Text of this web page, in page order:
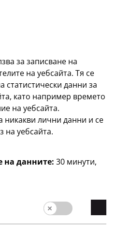
за записване на
на уебсайта. Тя се
статистически данни за
като например времето
на уебсайта.
никакви лични данни и се
на уебсайта.
на данните: 30 минути,